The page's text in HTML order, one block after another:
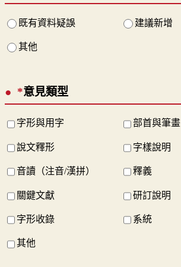
既有資料疑誤 建議新增
其他
*意見類型
字形與用字 部首與筆畫
說文釋形 字樣說明
音讀（注音/漢拼） 釋義
關鍵文獻 研訂說明
字形收錄 系統
其他